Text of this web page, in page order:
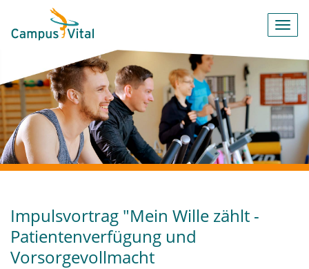
Impulsvortrag "Mein Wille zählt -
Patientenverfügung und
Vorsorgevollmacht